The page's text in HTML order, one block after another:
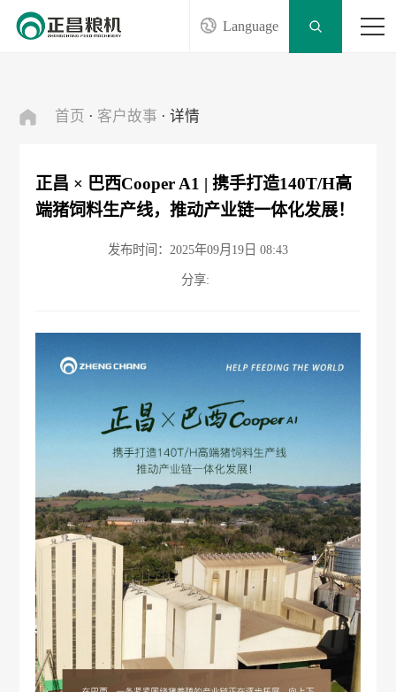
Language
首页 · 客户故事 · 详情
正昌 × 巴西Cooper A1 | 携手打造140T/H高
端猪饲料生产线，推动产业链一体化发展！
发布时间：2025年09月19日 08:43
分享: